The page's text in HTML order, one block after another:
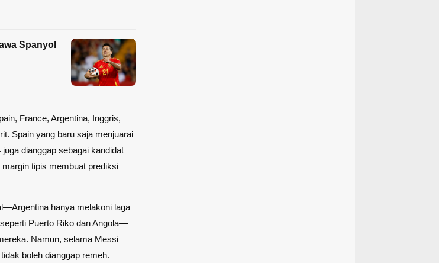
Spanyol
France, Argentina, Inggris,
Spain yang baru saja menjuarai
dianggap sebagai kandidat
tipis membuat prediksi
hanya melakoni laga
Puerto Riko dan Angola—
Namun, selama Messi
boleh dianggap remeh.